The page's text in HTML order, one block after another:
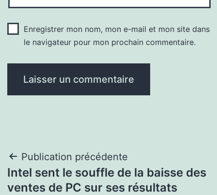
Enregistrer mon nom, mon e-mail et mon site dans
le navigateur pour mon prochain commentaire.
Navigation
de
Publication précédente
Intel sent le souffle de la baisse des
ventes de PC sur ses résultats